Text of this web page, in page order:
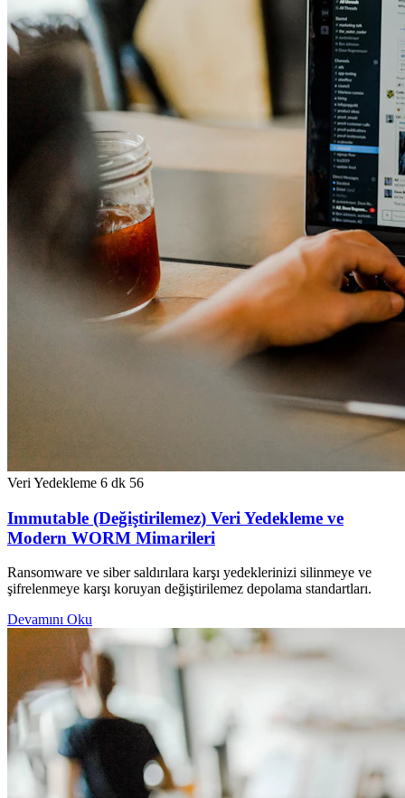
Veri Yedekleme 6 dk 56
Immutable (Değiştirilemez) Veri Yedekleme ve
Modern WORM Mimarileri
Ransomware ve siber saldırılara karşı yedeklerinizi silinmeye ve
şifrelenmeye karşı koruyan değiştirilemez depolama standartları.
Devamını Oku